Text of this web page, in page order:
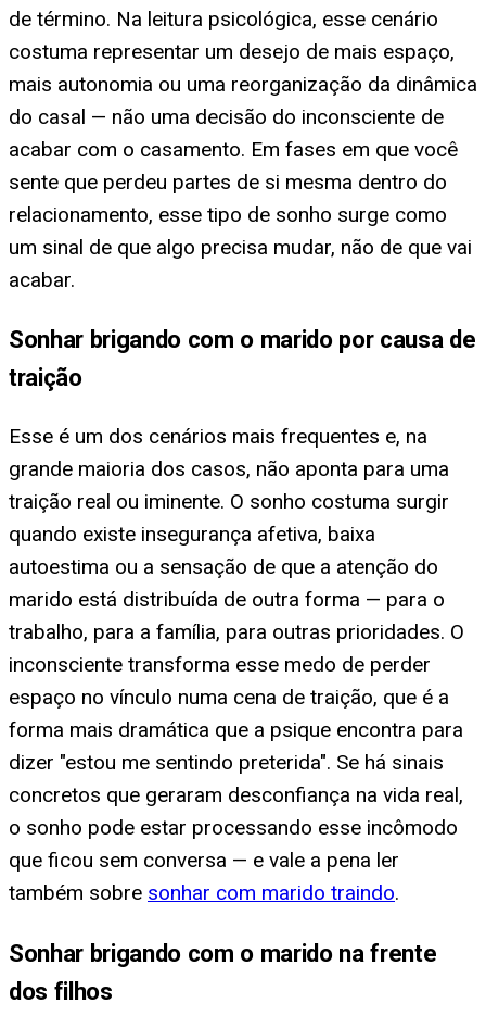
de término. Na leitura psicológica, esse cenário
costuma representar um desejo de mais espaço,
mais autonomia ou uma reorganização da dinâmica
do casal — não uma decisão do inconsciente de
acabar com o casamento. Em fases em que você
sente que perdeu partes de si mesma dentro do
relacionamento, esse tipo de sonho surge como
um sinal de que algo precisa mudar, não de que vai
acabar.
Sonhar brigando com o marido por causa de
traição
Esse é um dos cenários mais frequentes e, na
grande maioria dos casos, não aponta para uma
traição real ou iminente. O sonho costuma surgir
quando existe insegurança afetiva, baixa
autoestima ou a sensação de que a atenção do
marido está distribuída de outra forma — para o
trabalho, para a família, para outras prioridades. O
inconsciente transforma esse medo de perder
espaço no vínculo numa cena de traição, que é a
forma mais dramática que a psique encontra para
dizer "estou me sentindo preterida". Se há sinais
concretos que geraram desconfiança na vida real,
o sonho pode estar processando esse incômodo
que ficou sem conversa — e vale a pena ler
também sobre sonhar com marido traindo.
Sonhar brigando com o marido na frente
dos filhos